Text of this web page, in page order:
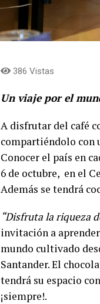
386 Vistas
Un viaje por el
A disfrutar del café
compartiéndolo con
Conocer el país en
6 de octubre, en el
Además se tendrá
“Disfruta la riqueza
invitación a
mundo cultivado
Santander. El
tendrá su espacio
¡siempre!.